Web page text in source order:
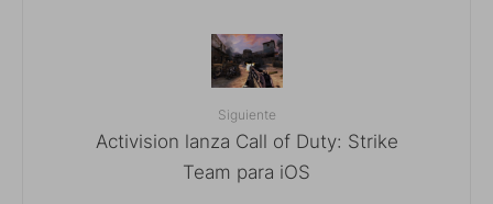
Siguiente
Activision lanza Call of Duty: Strike
Team para iOS